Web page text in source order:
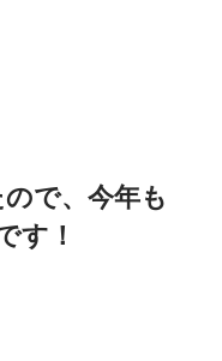
で、今年も
す！